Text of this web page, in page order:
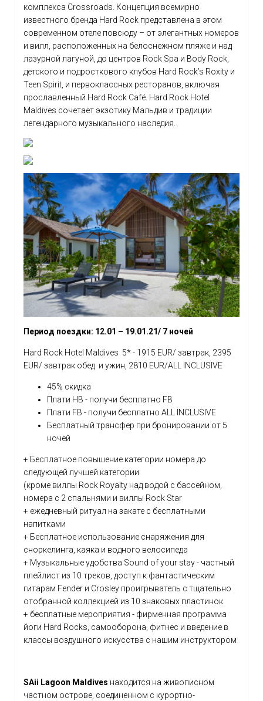
комплекса Crossroads. Концепция всемирно
известного бренда Hard Rock представлена в этом
современном отеле повсюду – от элегантных номеров
и вилл, расположенных на белоснежном пляже и над
лазурной лагуной, до центров Rock Spa и Body Rock,
детского и подросткового клубов Hard Rock’s Roxity и
Teen Spirit, и первоклассных ресторанов, включая
прославленный Hard Rock Café. Hard Rock Hotel
Maldives сочетает экзотику Мальдив и традиции
легендарного музыкального наследия.
Период поездки: 12.01 – 19.01.21/ 7 ночей
Hard Rock Hotel Maldives 5* - 1915 EUR/ завтрак, 2395
EUR/ завтрак обед и ужин, 2810 EUR/ALL INCLUSIVE
45% скидка
Плати HB - получи бесплатно FB
Плати FB - получи бесплатно ALL INCLUSIVE
Бесплатный трансфер при бронировании от 5
ночей
+ Бесплатное повышение категории номера до
следующей лучшей категории
(кроме виллы Rock Royalty над водой с бассейном,
номера с 2 спальнями и виллы Rock Star
+ ежедневный ритуал на закате с бесплатными
напитками
+ Бесплатное использование снаряжения для
сноркелинга, каяка и водного велосипеда
+ Музыкальные удобства Sound of your stay - частный
плейлист из 10 треков, доступ к фантастическим
гитарам Fender и Crosley проигрыватель с тщательно
отобранной коллекцией из 10 знаковых пластинок.
+ бесплатные мероприятия - фирменная программа
йоги Hard Rocks, самооборона, фитнес и введение в
классы воздушного искусства с нашим инструктором
SAii Lagoon Maldives находится на живописном
частном острове, соединенном с курортно-